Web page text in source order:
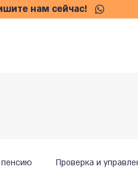
нам сейчас!
Проверка и